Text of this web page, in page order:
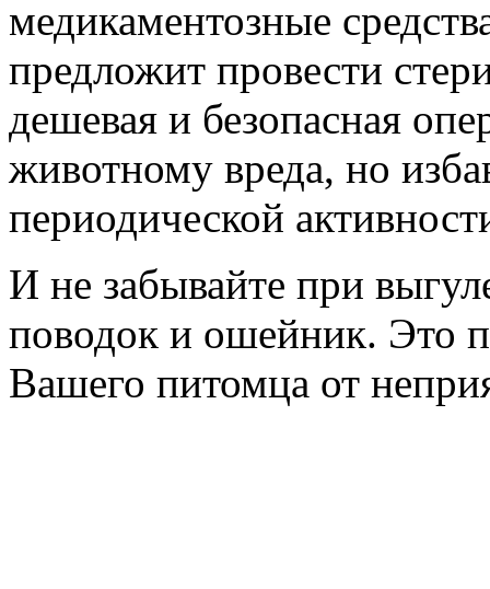
медикаментозные
предложит провести
дешевая и безопасная
животному вреда, но
периодической
И не забывайте при
поводок и ошейник. Это
Вашего питомца от